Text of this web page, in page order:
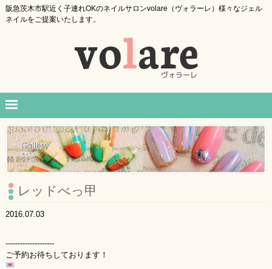
阪急茨木市駅近く子連れOKのネイルサロンvolare（ヴォラーレ）様々なジェル
ネイルをご提案いたします。
レッドべっ甲
2016.07.03
--------------------
ご予約お待ちしております！